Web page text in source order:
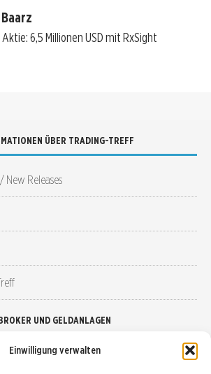
Einwilligung verwalten
6,5 Millionen USD mit RxSight
ÜBER TRADING-TREFF
New Releases
UND GELDANLAGEN